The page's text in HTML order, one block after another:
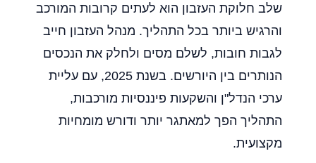
שלב חלוקת העזבון הוא לעתים קרובות המורכב
והרגיש ביותר בכל התהליך. מנהל העזבון חייב
לגבות חובות, לשלם מסים ולחלק את הנכסים
הנותרים בין היורשים. בשנת 2025, עם עליית
ערכי הנדל"ן והשקעות פיננסיות מורכבות,
התהליך הפך למאתגר יותר ודורש מומחיות
מקצועית.